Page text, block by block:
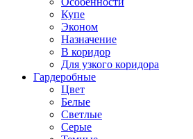
Купе
Эконом
Назначение
В коридор
Для узкого коридора
Гардеробные
Цвет
Белые
Светлые
Серые